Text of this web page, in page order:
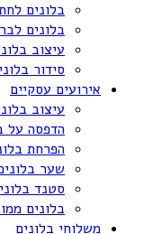
בלונים
בלונים
עיצוב
סידור
אירועים עסקיים
עיצוב
הדפסה על
הפרחת
שער
סטנד
בלונים
משלוחי בלונים